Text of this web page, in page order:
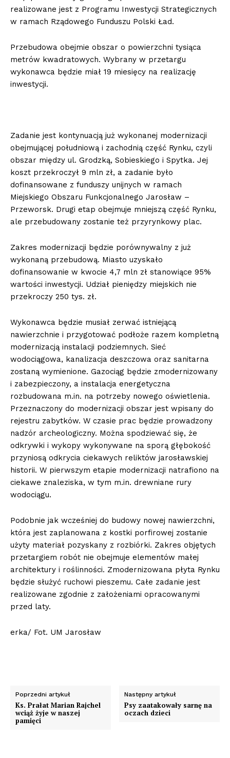
realizowane jest z Programu Inwestycji Strategicznych
w ramach Rządowego Funduszu Polski Ład.
Przebudowa obejmie obszar o powierzchni tysiąca
metrów kwadratowych. Wybrany w przetargu
wykonawca będzie miał 19 miesięcy na realizację
inwestycji.
Zadanie jest kontynuacją już wykonanej modernizacji
obejmującej południową i zachodnią część Rynku, czyli
obszar między ul. Grodzką, Sobieskiego i Spytka. Jej
koszt przekroczył 9 mln zł, a zadanie było
dofinansowane z funduszy unijnych w ramach
Miejskiego Obszaru Funkcjonalnego Jarosław –
Przeworsk. Drugi etap obejmuje mniejszą część Rynku,
ale przebudowany zostanie też przyrynkowy plac.
Zakres modernizacji będzie porównywalny z już
wykonaną przebudową. Miasto uzyskało
dofinansowanie w kwocie 4,7 mln zł stanowiące 95%
wartości inwestycji. Udział pieniędzy miejskich nie
przekroczy 250 tys. zł.
Wykonawca będzie musiał zerwać istniejącą
nawierzchnie i przygotować podłoże razem kompletną
modernizacją instalacji podziemnych. Sieć
wodociągowa, kanalizacja deszczowa oraz sanitarna
zostaną wymienione. Gazociąg będzie zmodernizowany
i zabezpieczony, a instalacja energetyczna
rozbudowana m.in. na potrzeby nowego oświetlenia.
Przeznaczony do modernizacji obszar jest wpisany do
rejestru zabytków. W czasie prac będzie prowadzony
nadzór archeologiczny. Można spodziewać się, że
odkrywki i wykopy wykonywane na sporą głębokość
przyniosą odkrycia ciekawych reliktów jarosławskiej
historii. W pierwszym etapie modernizacji natrafiono na
ciekawe znaleziska, w tym m.in. drewniane rury
wodociągu.
Podobnie jak wcześniej do budowy nowej nawierzchni,
która jest zaplanowana z kostki porfirowej zostanie
użyty materiał pozyskany z rozbiórki. Zakres objętych
przetargiem robót nie obejmuje elementów małej
architektury i roślinności. Zmodernizowana płyta Rynku
będzie służyć ruchowi pieszemu. Całe zadanie jest
realizowane zgodnie z założeniami opracowanymi
przed laty.
erka/ Fot. UM Jarosław
Poprzedni artykuł
Ks. Prałat Marian Rajchel
wciąż żyje w naszej
pamięci
Następny artykuł
Psy zaatakowały sarnę na
oczach dzieci